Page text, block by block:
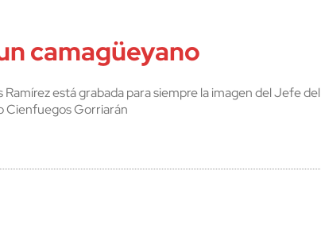
camagüeyano
está grabada para siempre la imagen del Jefe del
Cienfuegos Gorriarán